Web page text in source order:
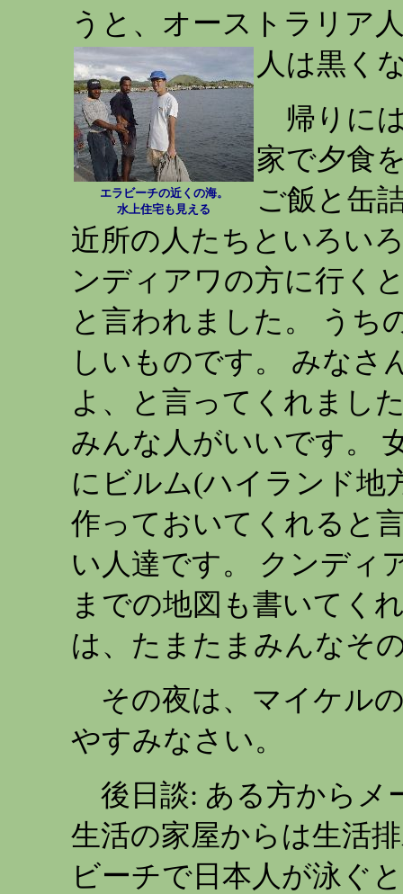
うと、オーストラリア
人は黒く
エラビーチの近くの海。
水上住宅も見える
帰りに
家で夕食
ご飯と缶
近所の人たちといろい
ンディアワの方に行く
と言われました。 うち
しいものです。 みなさ
よ、と言ってくれまし
みんな人がいいです。
にビルム(ハイランド地
作っておいてくれると
い人達です。 クンディ
までの地図も書いてく
は、たまたまみんなそ
その夜は、マイケル
やすみなさい。
後日談: ある方からメ
生活の家屋からは生活
ビーチで日本人が泳ぐ